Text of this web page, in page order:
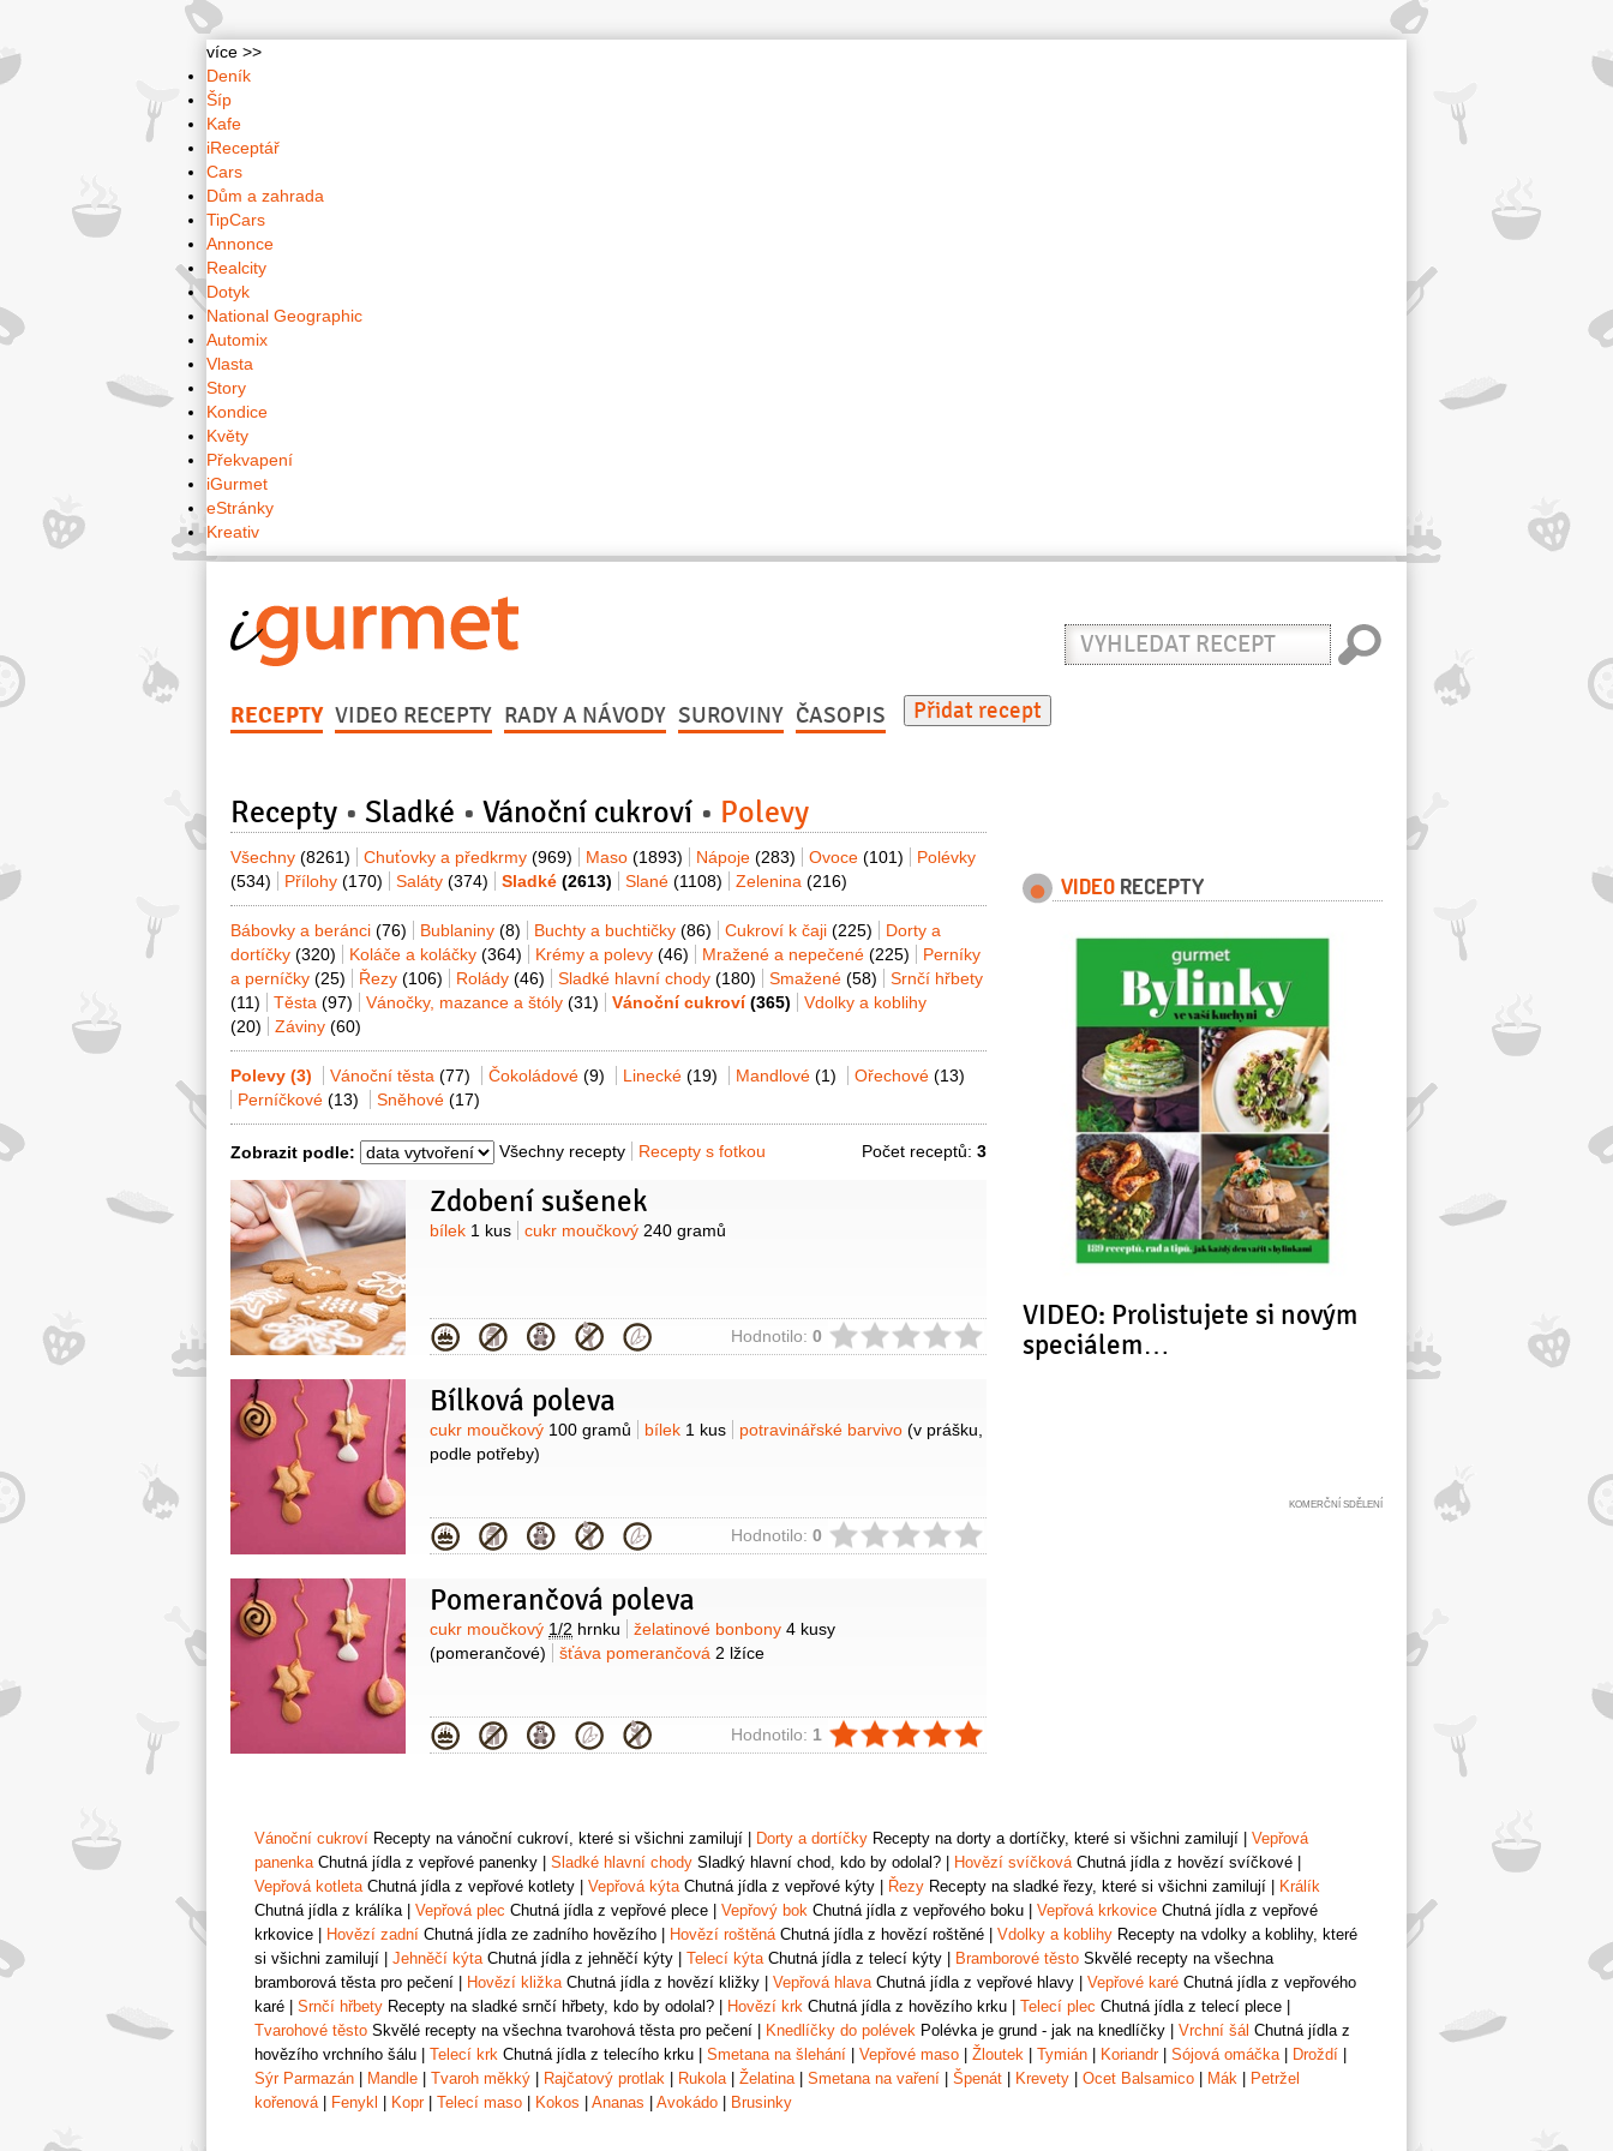
více >>
Deník
Šíp
Kafe
iReceptář
Cars
Dům a zahrada
TipCars
Annonce
Realcity
Dotyk
National Geographic
Automix
Vlasta
Story
Kondice
Květy
Překvapení
iGurmet
eStránky
Kreativ
Vyhledat
recept
RECEPTY VIDEO RECEPTY RADY A NÁVODY SUROVINY ČASOPIS Přidat recept
Recepty Sladké Vánoční cukroví Polevy
Všechny (8261) Chuťovky a předkrmy (969) Maso (1893) Nápoje (283) Ovoce (101)
Polévky
(534)
Přílohy (170) Saláty (374) Sladké (2613) Slané (1108) Zelenina (216)
Bábovky a beránci (76) Bublaniny (8) Buchty a buchtičky (86) Cukroví k čaji (225)
Dorty a
dortíčky (320) Koláče a koláčky (364) Krémy a polevy (46) Mražené a nepečené (225)
Perníky
a perníčky (25) Řezy (106) Rolády (46) Sladké hlavní chody (180) Smažené (58)
Srnčí hřbety
(11)
Těsta (97) Vánočky, mazance a štóly (31) Vánoční cukroví(365)
Vdolky a koblihy
(20)
Záviny (60)
Polevy (3) Vánoční těsta (77) Čokoládové (9) Linecké (19) Mandlové (1) Ořechové (13)
Perníčkové (13) Sněhové (17)
Zobrazit podle: Všechny recepty Recepty s fotkou Počet receptů: 3
Zdobení sušenek
Suroviny
bílek 1 kus cukr moučkový 240 gramů
Kategorie Hodnotilo: 0
Bílková poleva
Suroviny
cukr moučkový 100 gramů bílek 1 kus potravinářské barvivo (v prášku,
podle potřeby)
Kategorie Hodnotilo: 0
Pomerančová poleva
Suroviny
cukr moučkový 1/2 hrnku želatinové bonbony 4 kusy
(pomerančové)
šťáva pomerančová 2 lžíce
Kategorie Hodnotilo: 1
VIDEO RECEPTY
VIDEO: Prolistujete si novým
speciálem…
Vánoční cukroví Recepty na vánoční cukroví, které si všichni zamilují Dorty a dortíčky Recepty na dorty a dortíčky, které si všichni zamilují
Vepřová
panenka Chutná jídla z vepřové panenky Sladké hlavní chody Sladký hlavní chod, kdo by odolal? Hovězí svíčková Chutná jídla z hovězí svíčkové
Vepřová kotleta Chutná jídla z vepřové kotlety Vepřová kýta Chutná jídla z vepřové kýty Řezy Recepty na sladké řezy, které si všichni zamilují
Králík
Chutná jídla z králíka
Vepřová plec Chutná jídla z vepřové plece Vepřový bok Chutná jídla z vepřového boku Vepřová krkovice Chutná jídla z vepřové
krkovice
Hovězí zadní Chutná jídla ze zadního hovězího Hovězí roštěná Chutná jídla z hovězí roštěné Vdolky a koblihy Recepty na vdolky a koblihy, které
si všichni zamilují
Jehněčí kýta Chutná jídla z jehněčí kýty Telecí kýta Chutná jídla z telecí kýty Bramborové těsto Skvělé recepty na všechna
bramborová těsta pro pečení
Hovězí kližka Chutná jídla z hovězí kližky Vepřová hlava Chutná jídla z vepřové hlavy Vepřové karé Chutná jídla z vepřového
karé
Srnčí hřbety Recepty na sladké srnčí hřbety, kdo by odolal? Hovězí krk Chutná jídla z hovězího krku Telecí plec Chutná jídla z telecí plece
Tvarohové těsto Skvělé recepty na všechna tvarohová těsta pro pečení Knedlíčky do polévek Polévka je grund - jak na knedlíčky Vrchní šál Chutná jídla z
hovězího vrchního šálu
Telecí krk Chutná jídla z telecího krku Smetana na šlehání Vepřové maso Žloutek Tymián Koriandr| Sójová omáčka Droždí
Sýr Parmazán
Mandle Tvaroh měkký Rajčatový protlak Rukola Želatina Smetana na vaření Špenát Krevety Ocet Balsamico Mák
Petržel
kořenová
Fenykl Kopr| Telecí maso Kokos Ananas Avokádo Brusinky